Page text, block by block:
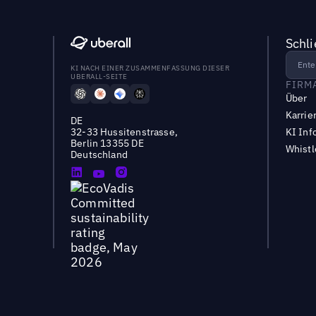
KI NACH EINER ZUSAMMENFASSUNG DIESER
UBERALL-SEITE
DE
32-33 Hussitenstrasse,
Berlin 13355 DE
Deutschland
Über
KI